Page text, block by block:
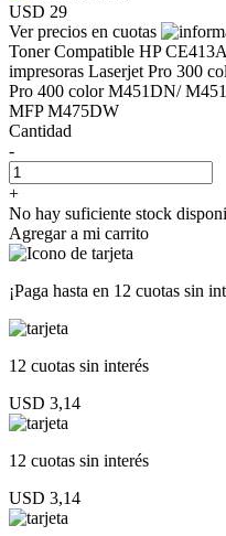
USD 29
Ver precios en cuotas
Toner Compatible HP
impresoras Laserjet Pro 300
Pro 400 color M451DN/
MFP M475DW
Cantidad
-
+
No hay suficiente stock
Agregar a mi carrito
¡Paga hasta en 12 cuotas sin
12 cuotas sin interés
USD 3,14
12 cuotas sin interés
USD 3,14